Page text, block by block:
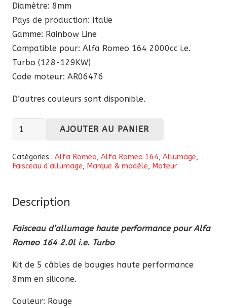
Diamètre: 8mm
Pays de production: Italie
Gamme: Rainbow Line
Compatible pour: Alfa Romeo 164 2000cc i.e.
Turbo (128-129KW)
Code moteur: AR06476
D’autres couleurs sont disponible.
quantité
Faisceau
d'allumage
performance
Alfa
Romeo
2.0l
i.e.
AJOUTER AU PANIER
Catégories : Alfa Romeo, Alfa Romeo 164, Allumage,
Faisceau d'allumage, Marque & modèle, Moteur
Description
Faisceau d’allumage haute performance pour Alfa
Romeo 164 2.0l i.e. Turbo
Kit de 5 câbles de bougies haute performance
8mm en silicone.
Couleur: Rouge